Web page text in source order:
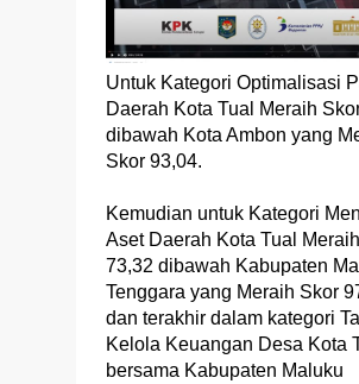
Untuk Kategori Optimalisasi
Daerah Kota Tual Meraih
dibawah Kota Ambon yang
Skor 93,04.
Kemudian untuk Kategori
Aset Daerah Kota Tual
73,32 dibawah Kabupaten
Tenggara yang Meraih Skor
dan terakhir dalam kategori
Kelola Keuangan Desa Kota
bersama Kabupaten Maluku